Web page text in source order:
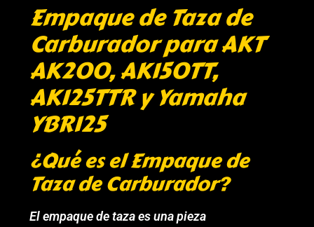
Empaque de Taza de
Carburador para AKT
AK200, AK150TT,
AK125TTR y Yamaha
YBR125
¿Qué es el Empaque de
Taza de Carburador?
El empaque de taza es una pieza